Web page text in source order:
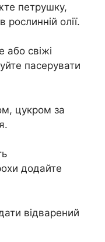
петрушку,
олії.
або свіжі
пасерувати
цукром за
додайте
відварений